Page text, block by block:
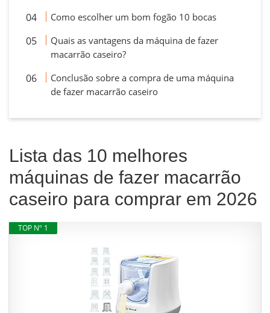
Como escolher um bom fogão 10 bocas
Quais as vantagens da máquina de fazer
macarrão caseiro?
Conclusão sobre a compra de uma máquina
de fazer macarrão caseiro
Lista das 10 melhores
máquinas de fazer macarrão
caseiro para comprar em 2026
TOP Nº 1